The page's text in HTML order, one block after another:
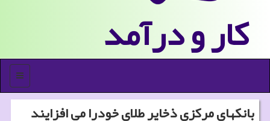
كار و درآمد
منو
بانکهای مرکزی ذخایر طلای خودرا می افزایند